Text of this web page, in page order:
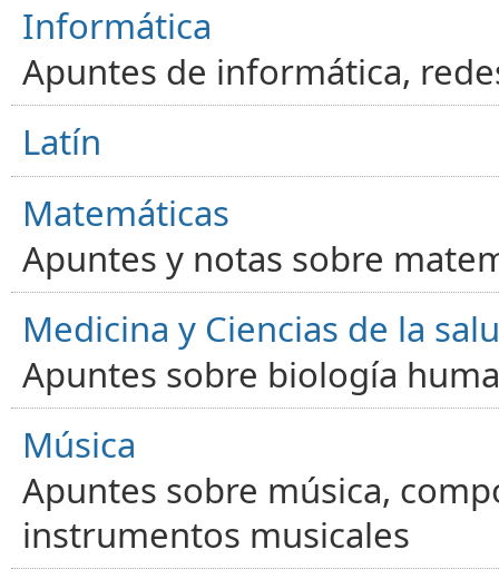
Informática
Apuntes de informática,
Latín
Matemáticas
Apuntes y notas sobre
Medicina y Ciencias de la
Apuntes sobre biología
Música
Apuntes sobre música,
instrumentos musicales